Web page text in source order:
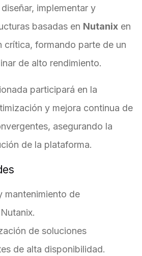
implementar y
basadas en Nutanix en
crítica, formando parte de un
de alto rendimiento.
participará en la
y mejora continua de
asegurando la
de la plataforma.
mantenimiento de
de soluciones
de alta disponibilidad.